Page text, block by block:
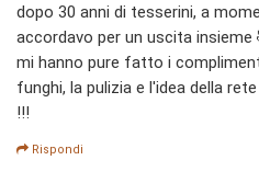
dopo 30 anni di tesserini, a
accordavo per un uscita insieme
mi hanno pure fatto i
funghi, la pulizia e l'idea della
!!!
Rispondi